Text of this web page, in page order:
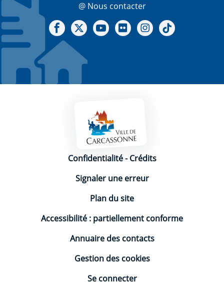
@ Nous contacter
Notre Facebook
Notre X - (twitter)
Notre chaine Youtube
Notre Gallerie sur Flickr
Notre Instagram
Mentions légales
Confidentialité-Crédits
Signaler une erreur
Plan du site
Accessibilité : partiellement conforme
Annuaire des contacts
Gestion des cookies
Se connecter